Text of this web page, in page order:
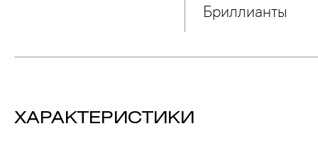
Бриллианты
ХАРАКТЕРИСТИКИ